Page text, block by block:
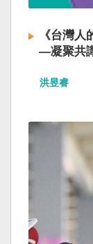
《台灣人
—凝聚共
洪昱睿